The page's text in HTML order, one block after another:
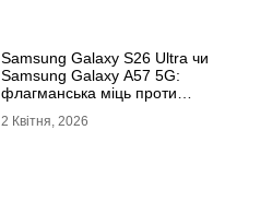
Samsung Galaxy S26 Ultra чи
Samsung Galaxy A57 5G:
флагманська міць проти
2 Квітня, 2026